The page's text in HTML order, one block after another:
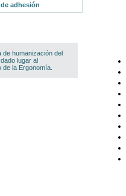
adhesión
de humanización del
lugar al
de la Ergonomía.